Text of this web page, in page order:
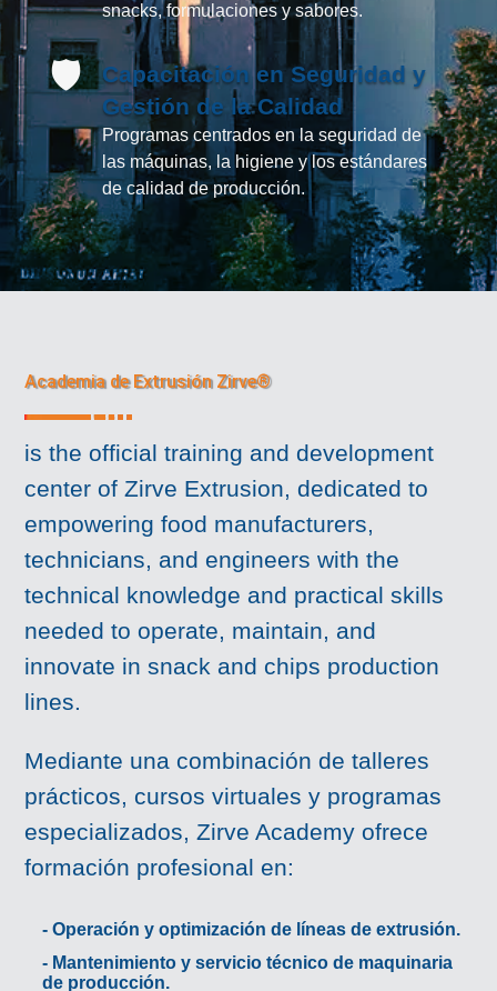
snacks, formulaciones y sabores.
🛡️
Capacitación en Seguridad y
Gestión de la Calidad
Programas centrados en la seguridad de
las máquinas, la higiene y los estándares
de calidad de producción.
Academia de Extrusión Zirve®
is the official training and development
center of Zirve Extrusion, dedicated to
empowering food manufacturers,
technicians, and engineers with the
technical knowledge and practical skills
needed to operate, maintain, and
innovate in snack and chips production
lines.
Mediante una combinación de talleres
prácticos, cursos virtuales y programas
especializados, Zirve Academy ofrece
formación profesional en:
- Operación y optimización de líneas de extrusión.
- Mantenimiento y servicio técnico de maquinaria
de producción.